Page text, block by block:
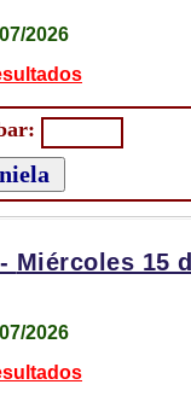
2026
Miércoles 15
2026